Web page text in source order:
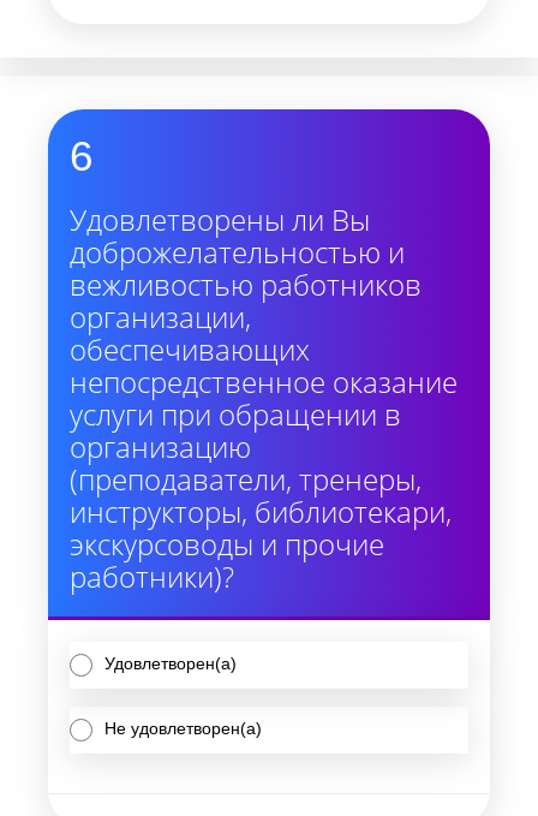
6
Удовлетворены ли Вы
доброжелательностью и
вежливостью работников
организации,
обеспечивающих
непосредственное оказание
услуги при обращении в
организацию
(преподаватели, тренеры,
инструкторы, библиотекари,
экскурсоводы и прочие
работники)?
Удовлетворен(а)
Не удовлетворен(а)